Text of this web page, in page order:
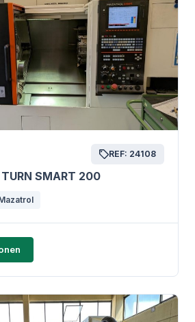
REF: 24108
SMART 200